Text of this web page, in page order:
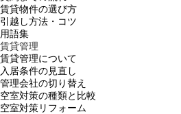
賃貸物件の選び方
引越し方法・コツ
用語集
賃貸管理
賃貸管理について
入居条件の見直し
管理会社の切り替え
空室対策の種類と比較
空室対策リフォーム